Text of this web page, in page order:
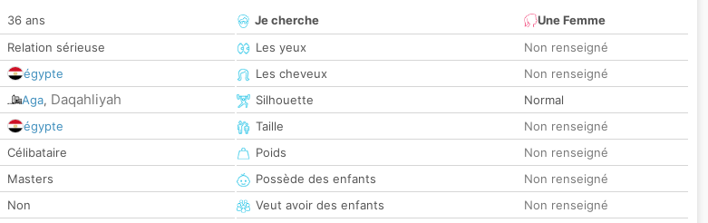
36 ans
Relation sérieuse
égypte
Aga, Daqahliyah
égypte
Célibataire
Masters
Non
Je cherche
Une Femme
Les yeux
Non renseigné
Les cheveux
Non renseigné
Silhouette
Normal
Taille
Non renseigné
Poids
Non renseigné
Possède des enfants
Non renseigné
Veut avoir des enfants
Non renseigné